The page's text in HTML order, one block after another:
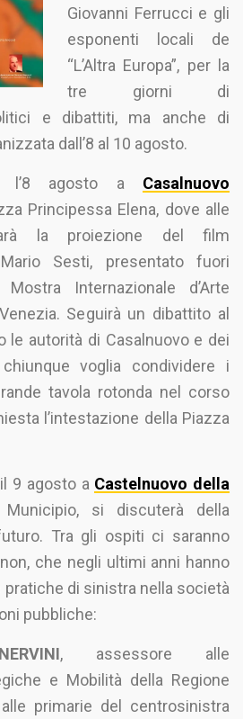
Giovanni Ferrucci e gli
esponenti locali de
“L’Altra Europa”, per la
tre giorni di
e dibattiti, ma anche di
dall’8 al 10 agosto.
l’8 agosto a Casalnuovo
Principessa Elena, dove alle
la proiezione del film
Sesti, presentato fuori
Internazionale d’Arte
Seguirà un dibattito al
le autorità di Casalnuovo e dei
voglia condividere i
tavola rotonda nel corso
l’intestazione della Piazza
9 agosto a Castelnuovo della
si discuterà della
Tra gli ospiti ci saranno
che negli ultimi anni hanno
di sinistra nella società
pubbliche:
, assessore alle
e Mobilità della Regione
primarie del centrosinistra